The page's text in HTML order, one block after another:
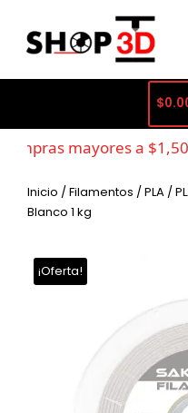
$
mayores a $1,500
Inicio /Filamentos /PLA /
Blanco 1 kg
¡Oferta!